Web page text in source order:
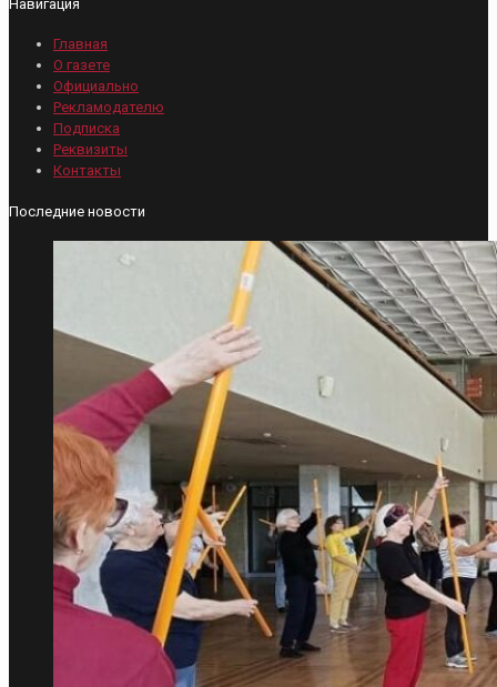
Навигация
Главная
О газете
Официально
Рекламодателю
Подписка
Реквизиты
Контакты
Последние новости